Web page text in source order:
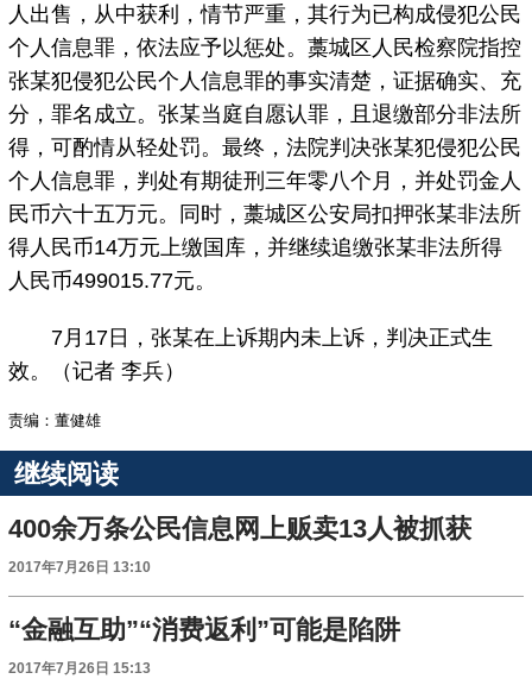
人出售，从中获利，情节严重，其行为已构成侵犯公民
个人信息罪，依法应予以惩处。藁城区人民检察院指控
张某犯侵犯公民个人信息罪的事实清楚，证据确实、充
分，罪名成立。张某当庭自愿认罪，且退缴部分非法所
得，可酌情从轻处罚。最终，法院判决张某犯侵犯公民
个人信息罪，判处有期徒刑三年零八个月，并处罚金人
民币六十五万元。同时，藁城区公安局扣押张某非法所
得人民币14万元上缴国库，并继续追缴张某非法所得
人民币499015.77元。
7月17日，张某在上诉期内未上诉，判决正式生
效。（记者 李兵）
责编：董健雄
继续阅读
400余万条公民信息网上贩卖13人被抓获
2017年7月26日 13:10
“金融互助”“消费返利”可能是陷阱
2017年7月26日 15:13